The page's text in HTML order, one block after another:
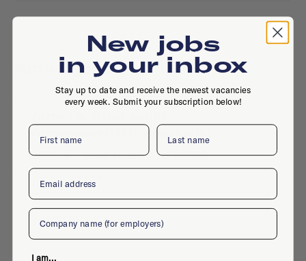
Active jobs
Vormgever/DTP-specialist
Full-time·Amsterdam· Jul 7, 2026
New jobs
in your inbox
Stay up to date and receive the newest vacancies
every week. Submit your subscription below!
First name Last name
Email
Company
I am...